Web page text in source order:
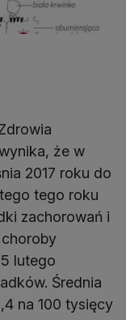
że w
2017 roku do
tego roku
zachorowań i
lutego
Średnia
na 100 tysięcy